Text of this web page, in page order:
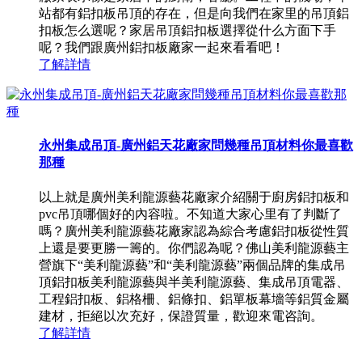
站都有鋁扣板吊頂的存在，但是向我們在家里的吊頂鋁
扣板怎么選呢？家居吊頂鋁扣板選擇從什么方面下手
呢？我們跟廣州鋁扣板廠家一起來看看吧！
了解詳情
永州集成吊頂-廣州鋁天花廠家問幾種吊頂材料你最喜歡
那種
以上就是廣州美利龍源藝花廠家介紹關于廚房鋁扣板和
pvc吊頂哪個好的內容啦。不知道大家心里有了判斷了
嗎？廣州美利龍源藝花廠家認為綜合考慮鋁扣板從性質
上還是要更勝一籌的。你們認為呢？佛山美利龍源藝主
營旗下“美利龍源藝”和“美利龍源藝”兩個品牌的集成吊
頂鋁扣板美利龍源藝與半美利龍源藝、集成吊頂電器、
工程鋁扣板、鋁格柵、鋁條扣、鋁單板幕墻等鋁質金屬
建材，拒絕以次充好，保證質量，歡迎來電咨詢。
了解詳情